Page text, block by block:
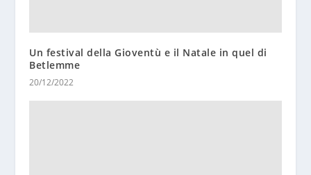
Un festival della Gioventù e il Natale in quel di
Betlemme
20/12/2022